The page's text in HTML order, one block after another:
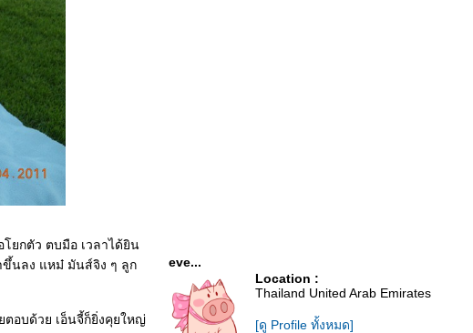
ยกตัว ตบมือ เวลาได้ยิน
ขึ้นลง แหม๋ มันส์จิง ๆ ลูก
อบด้วย เอ็นจี้ก็ยิ่งคุยใหญ่
eve...
Location :
Thailand United Arab Emirates
[ดู Profile ทั้งหมด]